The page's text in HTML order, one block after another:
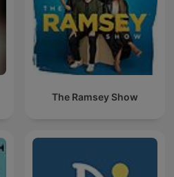
The Ramsey Show